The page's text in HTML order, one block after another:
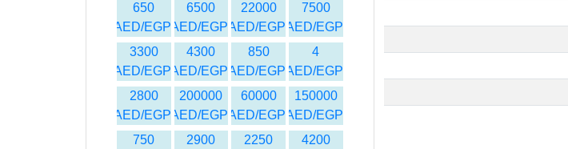
7500
AED/EGP
22000
AED/EGP
6500
AED/EGP
650
AED/EGP
4
AED/EGP
850
AED/EGP
4300
AED/EGP
3300
AED/EGP
150000
AED/EGP
60000
AED/EGP
200000
AED/EGP
2800
AED/EGP
4200
2250
2900
750